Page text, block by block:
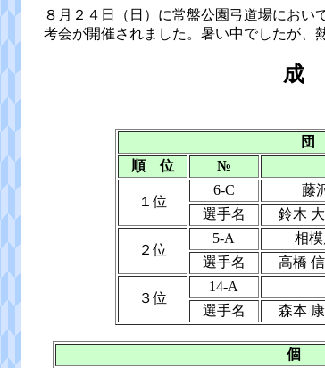
８月２４日（日）に常盤公園弓道場におい
考会が開催されました。暑い中でしたが、
成
順 位
№
１位
6-C 藤
選手名
鈴木
２位
5-A 相
選手名
高橋
３位
14-A
選手名
森本
個